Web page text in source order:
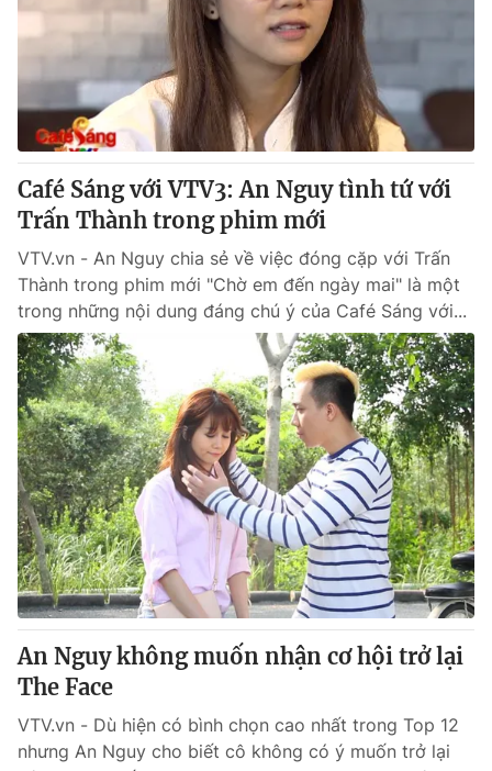
Café Sáng với VTV3: An Nguy tình tứ với
Trấn Thành trong phim mới
VTV.vn - An Nguy chia sẻ về việc đóng cặp với Trấn
Thành trong phim mới "Chờ em đến ngày mai" là một
trong những nội dung đáng chú ý của Café Sáng với...
An Nguy không muốn nhận cơ hội trở lại
The Face
VTV.vn - Dù hiện có bình chọn cao nhất trong Top 12
nhưng An Nguy cho biết cô không có ý muốn trở lại